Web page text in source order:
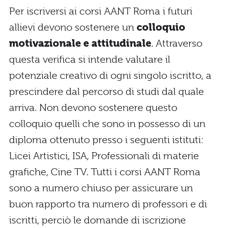
Per iscriversi ai corsi AANT Roma i futuri
allievi devono sostenere un colloquio
motivazionale e attitudinale. Attraverso
questa verifica si intende valutare il
potenziale creativo di ogni singolo iscritto, a
prescindere dal percorso di studi dal quale
arriva. Non devono sostenere questo
colloquio quelli che sono in possesso di un
diploma ottenuto presso i seguenti istituti:
Licei Artistici, ISA, Professionali di materie
grafiche, Cine TV. Tutti i corsi AANT Roma
sono a numero chiuso per assicurare un
buon rapporto tra numero di professori e di
iscritti, perciò le domande di iscrizione